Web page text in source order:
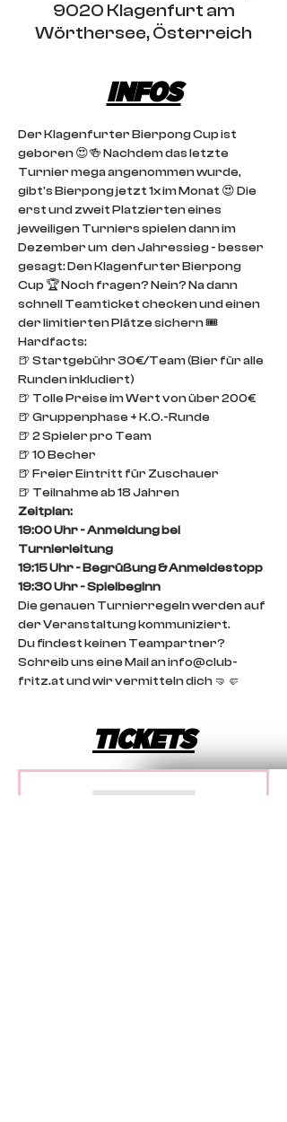
9020 Klagenfurt am
Wörthersee, Österreich
INFOS
Der Klagenfurter Bierpong Cup ist
geboren 😍🍻 Nachdem das letzte
Turnier mega angenommen wurde,
gibt's Bierpong jetzt 1x im Monat 😍 Die
erst und zweit Platzierten eines
jeweiligen Turniers spielen dann im
Dezember um  den Jahressieg - besser
gesagt: Den Klagenfurter Bierpong
Cup 🏆 Noch fragen? Nein? Na dann
schnell Teamticket checken und einen
der limitierten Plätze sichern 🎟️
Hardfacts:
🍺 Startgebühr 30€/Team (Bier für alle
Runden inkludiert)
🍺 Tolle Preise im Wert von über 200€
🍺 Gruppenphase + K.O.-Runde
🍺 2 Spieler pro Team
🍺 10 Becher
🍺 Freier Eintritt für Zuschauer
🍺 Teilnahme ab 18 Jahren
Zeitplan:
19:00 Uhr - Anmeldung bei
Turnierleitung
19:15 Uhr - Begrüßung & Anmeldestopp
19:30 Uhr - Spielbeginn
Die genauen Turnierregeln werden auf
der Veranstaltung kommuniziert.
Du findest keinen Teampartner?
Schreib uns eine Mail an info@club-
fritz.at und wir vermitteln dich 🤜🤛
TICKETS